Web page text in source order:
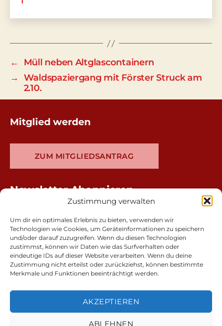
Zustimmung verwalten
Um dir ein optimales Erlebnis zu bieten, verwenden wir
Technologien wie Cookies, um Geräteinformationen zu speichern
und/oder darauf zuzugreifen. Wenn du diesen Technologien
zustimmst, können wir Daten wie das Surfverhalten oder
eindeutige IDs auf dieser Website verarbeiten. Wenn du deine
Zustimmung nicht erteilst oder zurückziehst, können bestimmte
Merkmale und Funktionen beeinträchtigt werden.
AKZEPTIEREN
ABLEHNEN
←
Müll neben Altglascontainern
→ Waldspaziergang mit Förster Struck am
2.10.
Mitglied werden
ZUM MITGLIEDSANTRAG
Newsletter Abonnieren